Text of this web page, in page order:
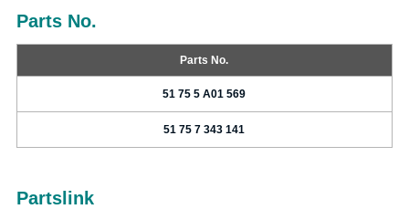
Parts No.
Parts No.
51 75 5 A01 569
51 75 7 343 141
Partslink